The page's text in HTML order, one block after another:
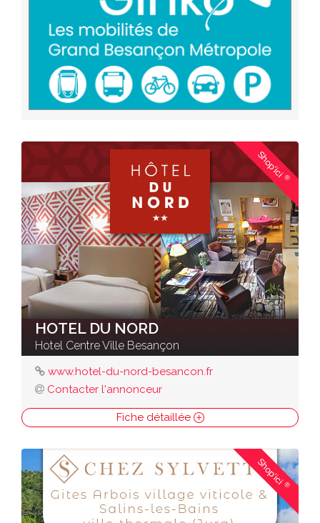
Shop'ici®
HOTEL DU NORD
Hotel Centre Ville Besançon
www.hotel-du-nord-besancon.fr
Contacter l'annonceur
Fiche détaillée
Shop'ici®